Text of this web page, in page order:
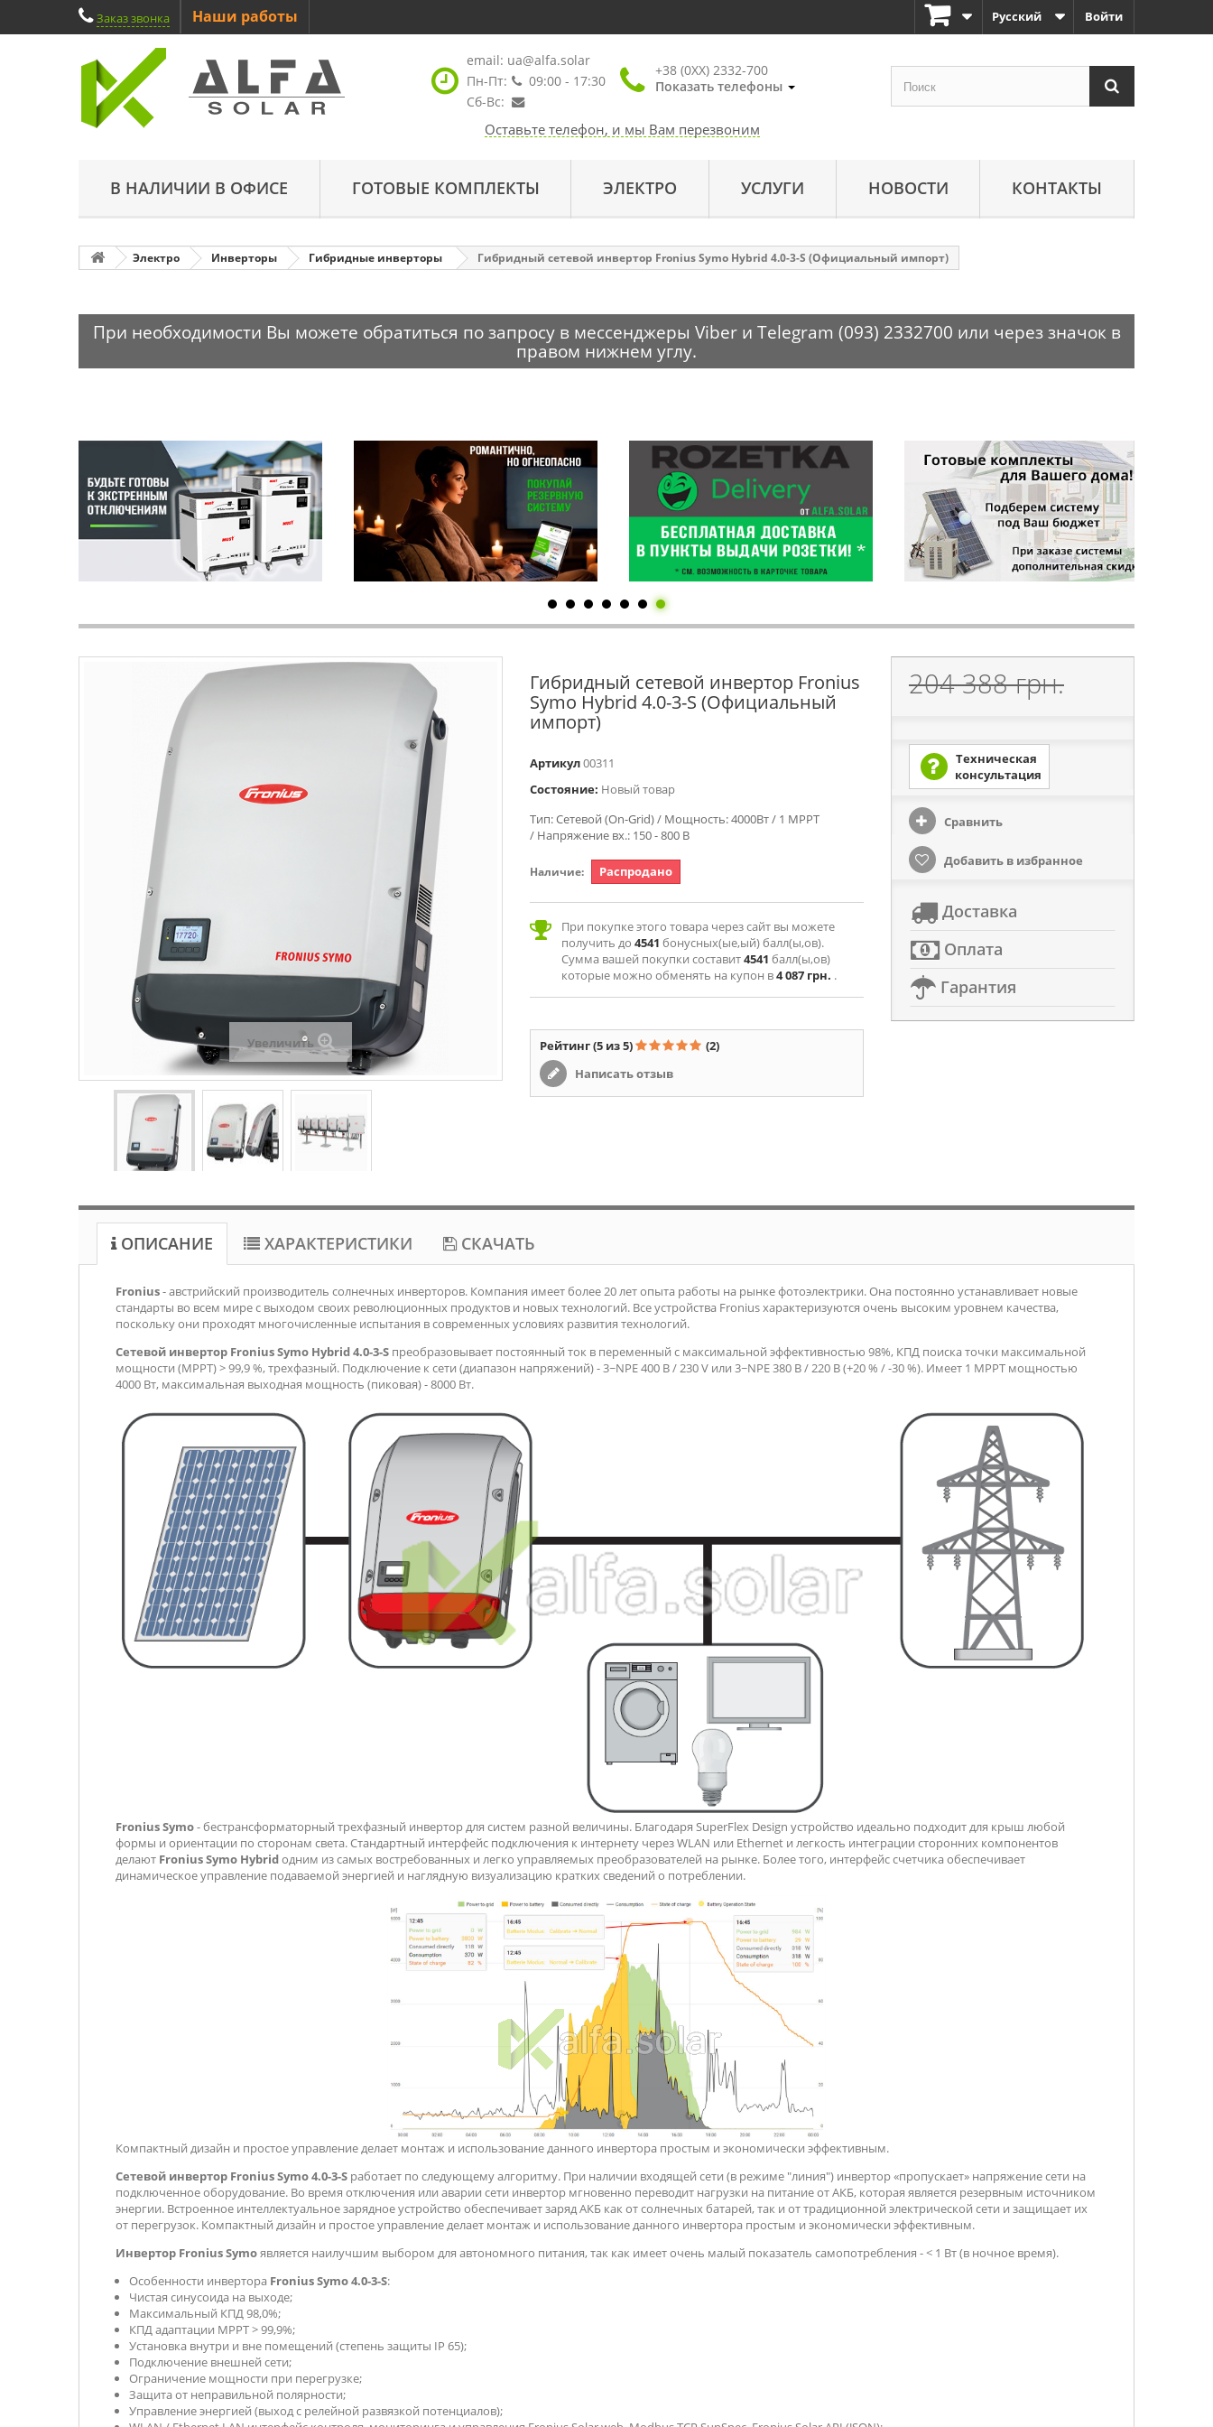
Войти
Русский
Заказ звонка Наши работы
email: ua@alfa.solar
Пн-Пт:
09:00 - 17:30
Сб-Вс:
+38 (0XX) 2332-700
Показать телефоны
Оставьте телефон, и мы Вам перезвоним
В НАЛИЧИИ В ОФИСЕ ГОТОВЫЕ КОМПЛЕКТЫ ЭЛЕКТРО УСЛУГИ НОВОСТИ КОНТАКТЫ
Электро Инверторы Гибридные инверторы Гибридный сетевой инвертор Fronius Symo Hybrid 4.0-3-S (Официальный импорт)
При необходимости Вы можете обратиться по запросу в мессенджеры Viber и Telegram (093) 2332700 или через значок в
правом нижнем углу.
Увеличить
Гибридный сетевой инвертор Fronius
Symo Hybrid 4.0-3-S (Официальный
импорт)
Артикул00311
Состояние: Новый товар
Тип: Сетевой (On-Grid) / Мощность: 4000Вт / 1 MPPT
/ Напряжение вх.: 150 - 800 В
Наличие: Распродано
При покупке этого товара через сайт вы можете
получить до 4541 бонусных(ые,ый) балл(ы,ов).
Сумма вашей покупки составит4541 балл(ы,ов)
которые можно обменять на купон в4 087 грн. .
Рейтинг(5 из 5)
(2)
Написать отзыв
204 388 грн.
Техническая
консультация
Сравнить
Добавить в избранное
Доставка
Оплата
Гарантия
ОПИСАНИЕ ХАРАКТЕРИСТИКИ СКАЧАТЬ
Fronius- австрийский производитель солнечных инверторов. Компания имеет более 20 лет опыта работы на рынке фотоэлектрики. Она постоянно устанавливает новые
стандарты во всем мире с выходом своих революционных продуктов и новых технологий. Все устройства Fronius характеризуются очень высоким уровнем качества,
поскольку они проходят многочисленные испытания в современных условиях развития технологий.
Сетевой инвертор Fronius Symo Hybrid 4.0-3-S преобразовывает постоянный ток в переменный с максимальной эффективностью 98%, КПД поиска точки максимальной
мощности (MPPT) > 99,9 %, трехфазный. Подключение к сети (диапазон напряжений) - 3~NPE 400 B / 230 V или 3~NPE 380 B / 220 B (+20 % / -30 %). Имеет 1 MPPT мощностью
4000 Вт, максимальная выходная мощность (пиковая) - 8000 Вт.
Fronius Symo- бестрансформаторный трехфазный инвертор для систем разной величины. Благодаря SuperFlex Design устройство идеально подходит для крыш любой
формы и ориентации по сторонам света. Стандартный интерфейс подключения к интернету через WLAN или Ethernet и легкость интеграции сторонних компонентов
делают Fronius Symo Hybridодним из самых востребованных и легко управляемых преобразователей на рынке. Более того, интерфейс счетчика обеспечивает
динамическое управление подаваемой энергией и наглядную визуализацию кратких сведений о потреблении.
Компактный дизайн и простое управление делает монтаж и использование данного инвертора простым и экономически эффективным.
Сетевой инвертор Fronius Symo 4.0-3-S работает по следующему алгоритму. При наличии входящей сети (в режиме "линия") инвертор «пропускает» напряжение сети на
подключенное оборудование. Во время отключения или аварии сети инвертор мгновенно переводит нагрузки на питание от АКБ, которая является резервным источником
энергии. Встроенное интеллектуальное зарядное устройство обеспечивает заряд АКБ как от солнечных батарей, так и от традиционной электрической сети и защищает их
от перегрузок. Компактный дизайн и простое управление делает монтаж и использование данного инвертора простым и экономически эффективным.
Инвертор Fronius Symoявляется наилучшим выбором для автономного питания, так как имеет очень малый показатель самопотребления - < 1 Вт (в ночное время).
Особенности инвертора Fronius Symo 4.0-3-S:
Чистая синусоида на выходе;
Максимальный КПД 98,0%;
КПД адаптации MPPТ > 99,9%;
Установка внутри и вне помещений (степень защиты IP 65);
Подключение внешней сети;
Ограничение мощности при перегрузке;
Защита от неправильной полярности;
Управление энергией (выход с релейной развязкой потенциалов);